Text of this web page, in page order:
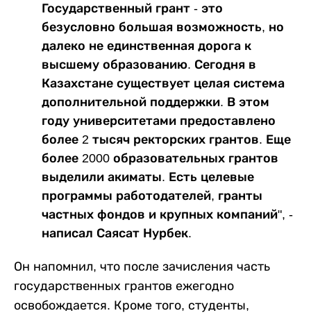
Государственный грант - это
безусловно большая возможность, но
далеко не единственная дорога к
высшему образованию. Сегодня в
Казахстане существует целая система
дополнительной поддержки. В этом
году университетами предоставлено
более 2 тысяч ректорских грантов. Еще
более 2000 образовательных грантов
выделили акиматы. Есть целевые
программы работодателей, гранты
частных фондов и крупных компаний", -
написал Саясат Нурбек.
Он напомнил, что после зачисления часть
государственных грантов ежегодно
освобождается. Кроме того, студенты,